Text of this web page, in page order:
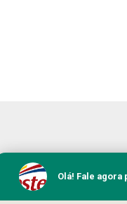
autorização do autor. Crime de
Olá! Fale agora